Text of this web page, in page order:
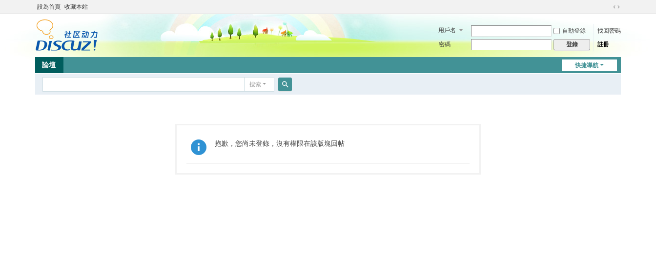
設為首頁 收藏本站
切
到
用戶名 自動登錄
找回密碼
密碼
登錄 註冊
快捷導航
論壇
搜索
抱歉，您尚未登錄，沒有權限在該版塊回帖